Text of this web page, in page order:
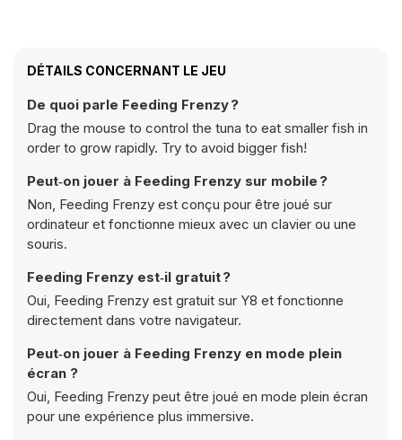
DÉTAILS CONCERNANT LE JEU
De quoi parle Feeding Frenzy ?
Drag the mouse to control the tuna to eat smaller fish in
order to grow rapidly. Try to avoid bigger fish!
Peut‑on jouer à Feeding Frenzy sur mobile ?
Non, Feeding Frenzy est conçu pour être joué sur
ordinateur et fonctionne mieux avec un clavier ou une
souris.
Feeding Frenzy est‑il gratuit ?
Oui, Feeding Frenzy est gratuit sur Y8 et fonctionne
directement dans votre navigateur.
Peut‑on jouer à Feeding Frenzy en mode plein
écran ?
Oui, Feeding Frenzy peut être joué en mode plein écran
pour une expérience plus immersive.